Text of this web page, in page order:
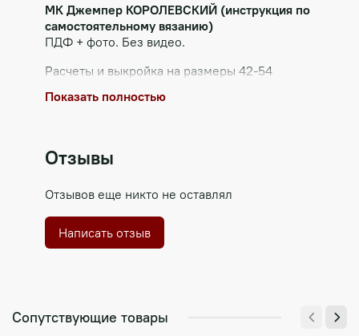
МК Джемпер КОРОЛЕВСКИЙ (инструкция по
самостоятельному вязанию)
ПДФ + фото. Без видео.
Расчеты и выкройка на размеры 42-54
Показать полностью
Отзывы
Отзывов еще никто не оставлял
Написать отзыв
Сопутствующие товары